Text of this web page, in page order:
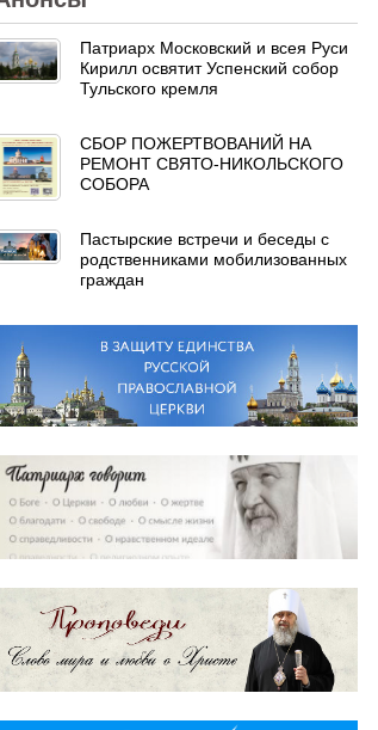
Патриарх Московский и всея Руси
Кирилл освятит Успенский собор
Тульского кремля
СБОР ПОЖЕРТВОВАНИЙ НА
РЕМОНТ СВЯТО-НИКОЛЬСКОГО
СОБОРА
Пастырские встречи и беседы с
родственниками мобилизованных
граждан